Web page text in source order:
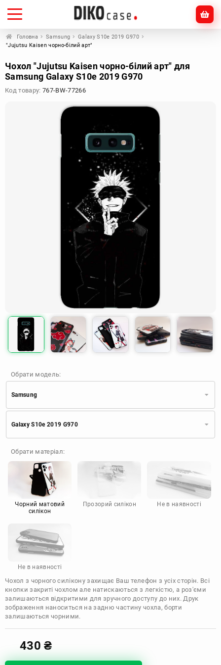
Головна Samsung
Galaxy S10e 2019 G970
"Jujutsu Kaisen чорно-білий арт"
Чохол "Jujutsu Kaisen чорно-білий арт" для
Samsung Galaxy S10e 2019 G970
Код товару: 767-BW-77266
Обрати модель:
Samsung
Apple
Huawei
TECNO
Google
Doogee
Infinix
Sony
Motorola
Galaxy S10e 2019 G970
Обрати матеріал:
Чорний матовий
силікон
Прозорий силікон Не в наявності
Не в наявності
Чохол з чорного силікону захищає Ваш телефон з усіх сторін. Всі
кнопки закриті чохлом але натискаються з легкістю, а роз'єми
залишаються відкритими для зручного доступу до них. Друк
зображення наноситься на задню частину чохла, борти
залишаються чорними.
430₴